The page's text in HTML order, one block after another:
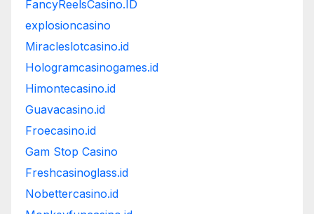
FancyReelsCasino.ID
explosioncasino
Miracleslotcasino.id
Hologramcasinogames.id
Himontecasino.id
Guavacasino.id
Froecasino.id
Gam Stop Casino
Freshcasinoglass.id
Nobettercasino.id